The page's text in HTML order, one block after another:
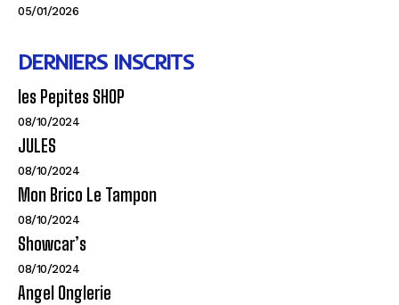
05/01/2026
DERNIERS INSCRITS
les Pepites SHOP
08/10/2024
JULES
08/10/2024
Mon Brico Le Tampon
08/10/2024
Showcar’s
08/10/2024
Angel Onglerie